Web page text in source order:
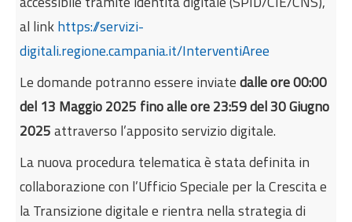
al linkhttps://servizi-
digitali.regione.campania.it/InterventiAree
Le domande potranno essere inviatedalle ore 00:00
del 13 Maggio 2025 fino alle ore 23:59 del 30 Giugno
2025attraverso l’apposito servizio digitale.
La nuova procedura telematica è stata definita in
collaborazione con l’Ufficio Speciale per la Crescita e
la Transizione digitale e rientra nella strategia di